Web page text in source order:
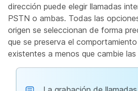
dirección puede elegir llamadas
PSTN o ambas. Todas las
origen se seleccionan de forma
que se preserva el
existentes a menos que cambie